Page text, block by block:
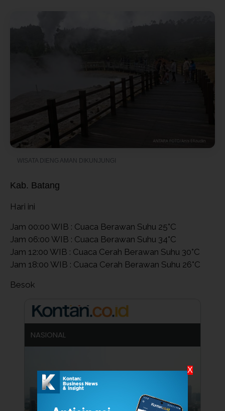
WISATA DIENG AMAN DIKUNJUNGI
Kab. Batang
Hari ini
Jam 00:00 WIB : Cuaca Berawan Suhu 25°C
Jam 06:00 WIB : Cuaca Berawan Suhu 34°C
Jam 12:00 WIB : Cuaca Cerah Berawan Suhu 30°C
Jam 18:00 WIB : Cuaca Cerah Berawan Suhu 26°C
Besok
NASIONAL
X